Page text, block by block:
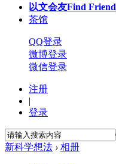
以文会友Find Friend
茶馆
QQ登录
微博登录
微信登录
注册
|
登录
新科学想法 › 相册